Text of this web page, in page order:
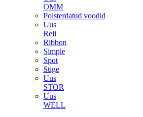
OMM
Polsterdatud voodid
Uus
Reli
Ribbon
Simple
Spot
Stige
Uus
STOR
Uus
WELL